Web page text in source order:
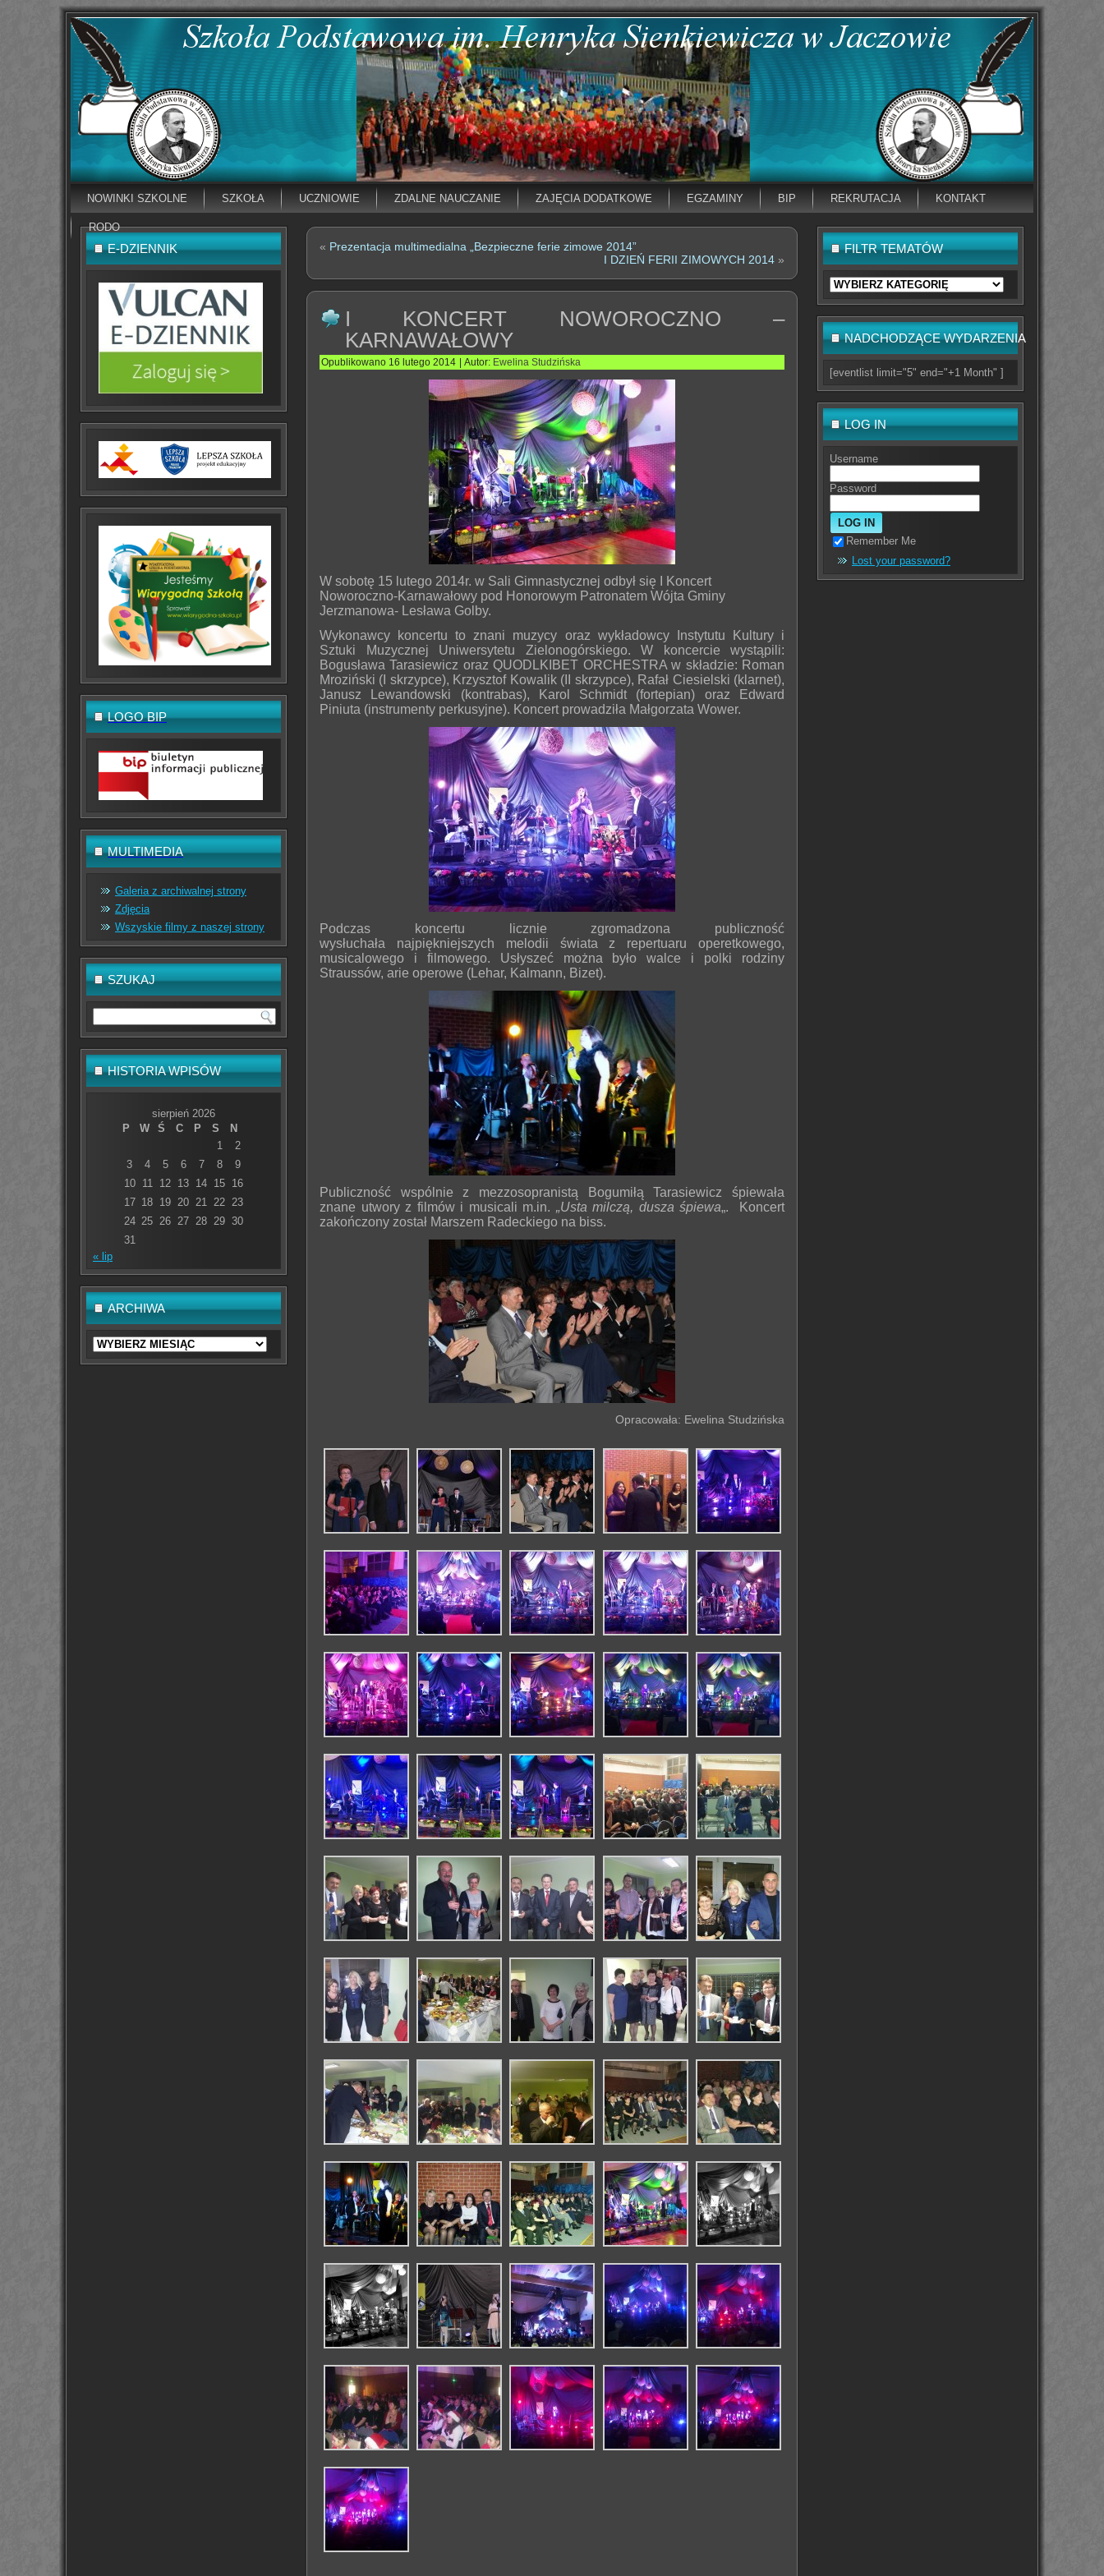
NOWINKI SZKOLNE SZKOŁA UCZNIOWIE ZDALNE NAUCZANIE ZAJĘCIA DODATKOWE EGZAMINY BIP REKRUTACJA KONTAKT
RODO
E-DZIENNIK
LOGO BIP
MULTIMEDIA
Galeria z archiwalnej strony
Zdjęcia
Wszyskie filmy z naszej strony
SZUKAJ
HISTORIA WPISÓW
sierpień 2026
P
W Ś C P S
N
1
2
3
4 5 6 7 8
9
10
11 12 13 14 15 16
17 18 19 20 21 22 23
24 25 26 27 28 29 30
31
« lip
ARCHIWA
Archiwa
« Prezentacja multimedialna „Bezpieczne ferie zimowe 2014”
I DZIEŃ FERII ZIMOWYCH 2014 »
I KONCERT NOWOROCZNO –
KARNAWAŁOWY
Opublikowano 16 lutego 2014 Autor: Ewelina Studzińska
W sobotę 15 lutego 2014r. w Sali Gimnastycznej odbył się I Koncert
Noworoczno-Karnawałowy pod Honorowym Patronatem Wójta Gminy
Jerzmanowa- Lesława Golby.
Wykonawcy koncertu to znani muzycy oraz wykładowcy Instytutu Kultury i
Sztuki Muzycznej Uniwersytetu Zielonogórskiego. W koncercie wystąpili:
Bogusława Tarasiewicz oraz QUODLKIBET ORCHESTRA w składzie: Roman
Mroziński (I skrzypce), Krzysztof Kowalik (II skrzypce), Rafał Ciesielski (klarnet),
Janusz Lewandowski (kontrabas), Karol Schmidt (fortepian) oraz Edward
Piniuta (instrumenty perkusyjne). Koncert prowadziła Małgorzata Wower.
Podczas koncertu licznie zgromadzona publiczność
wysłuchała najpiękniejszych melodii świata z repertuaru operetkowego,
musicalowego i filmowego. Usłyszeć można było walce i polki rodziny
Straussów, arie operowe (Lehar, Kalmann, Bizet).
Publiczność wspólnie z mezzosopranistą Bogumiłą Tarasiewicz śpiewała
znane utwory z filmów i musicali m.in. „Usta milczą, dusza śpiewa„. Koncert
zakończony został Marszem Radeckiego na biss.
Opracowała: Ewelina Studzińska
FILTR TEMATÓW
Filtr
tematów
NADCHODZĄCE WYDARZENIA
[eventlist limit="5" end="+1 Month" ]
LOG IN
Username
Password
Remember Me
Lost your password?